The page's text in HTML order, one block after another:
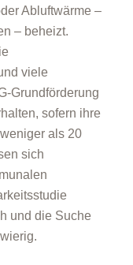
Abluftwärme –
– beheizt.
viele
Grundförderung
sofern ihre
als 20
sich
und die Suche